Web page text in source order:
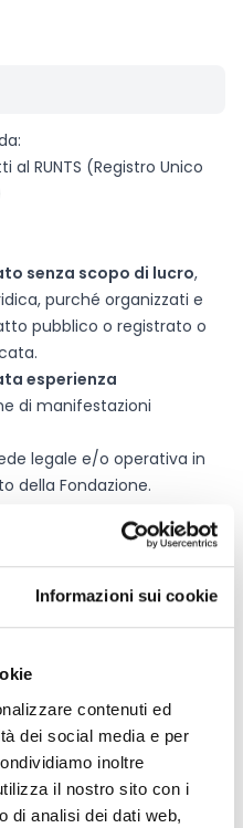
Informazioni sui cookie
contenuti ed
dei social media e per
inoltre
il nostro sito con i
di analisi dei dati web,
al RUNTS (Registro Unico
senza scopo di lucro,
purché organizzati e
pubblico o registrato o
esperienza
di manifestazioni
legale e/o operativa in
della Fondazione.